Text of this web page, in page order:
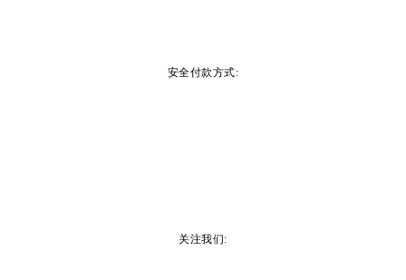
安全付款方式:
关注我们: